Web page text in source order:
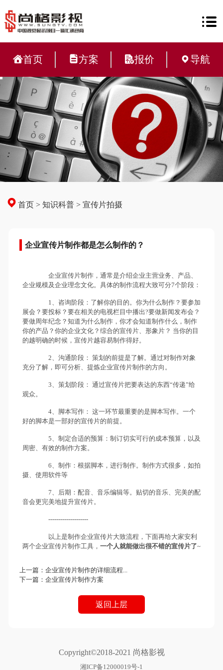
首页 方案 报价 导航
首页 >知识科普 >宣传片拍摄
企业宣传片制作都是怎么制作的？
企业宣传片制作，通常是介绍企业主营业务、产品、
企业规模及企业理念文化。具体的制作流程大致可分7个阶段：
1、咨询阶段：了解你的目的。你为什么制作？要参加
展会？要投标？要在相关的电视栏目中播出?要做新闻发布会？
要做周年纪念？知道为什么制作，你才会知道制作什么，制作
你的产品？你的企业文化？综合的宣传片、形象片？ 当你的目
的越明确的时候，宣传片越容易制作得好。
2、沟通阶段： 策划的前提是了解。通过对制作对象
充分了解，即可分析、提炼企业宣传片制作的方向。
3、策划阶段： 通过宣传片把要表达的东西“传递”给
观众。
4、脚本写作： 这一环节最重要的是脚本写作。一个
好的脚本是一部好的宣传片的前提。
5、制定合适的预算：制订切实可行的成本预算，以及
周密、有效的制作方案。
6、制作：根据脚本，进行制作。制作方式很多，如拍
摄、使用软件等
7、后期：配音、音乐编辑等。贴切的音乐、完美的配
音会更完美地提升宣传片。
--------------------
以上是制作企业宣传片大致流程，下面再给大家安利
两个企业宣传片制作工具， 一个人就能做出很不错的宣传片了~
上一篇：企业宣传片制作的详细流程...
下一篇：企业宣传片制作方案
返回上层
Copyright©2018-2021 尚格影视
湘ICP备12000019号-1